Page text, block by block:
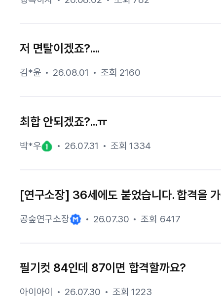
저 면탈이겠죠?....
김*윤 26.08.01 조회 2160
최합 안되겠죠?...ㅠ
박*우 26.07.31 조회 1334
[연구소장] 36세에도 붙었습니다. 합격을
공숲연구소장 26.07.30 조회 6417
필기컷 84인데 87이면 합격할까요?
아이아이 26.07.30 조회 1223